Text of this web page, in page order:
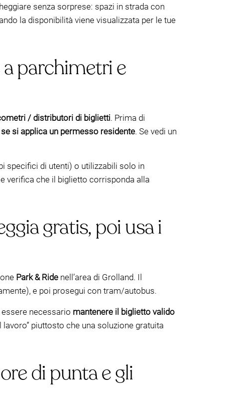
senza sorprese: spazi in strada con
la disponibilità viene visualizzata per le tue
parchimetri e
/ distributori di biglietti. Prima di
si applica un permesso residente. Se vedi un
specifici di utenti) o utilizzabili solo in
verifica che il biglietto corrisponda alla
gratis, poi usa i
Park & Ride nell’area di Grolland. Il
e poi prosegui con tram/autobus.
necessario mantenere il biglietto valido
lavoro” piuttosto che una soluzione gratuita
di punta e gli